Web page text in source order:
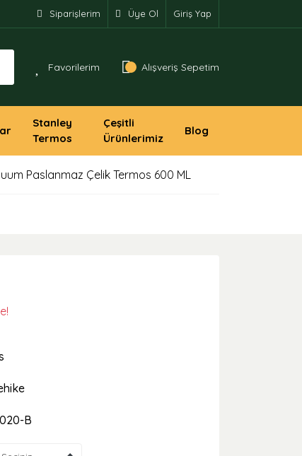
Siparişlerim Üye Ol Giriş Yap
Favorilerim Alışveriş Sepetim
Stanley
Termos
Çeşitli
Ürünlerimiz
Blog
Paslanmaz Çelik Termos 600 ML
B